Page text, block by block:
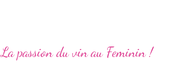
La passion du vin au Feminin !